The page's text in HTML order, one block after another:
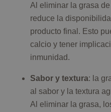
Al eliminar la grasa
reduce la
producto final. Esto
calcio y tener
inmunidad.
Sabor y textura: la
al sabor y la textura
Al eliminar la grasa,